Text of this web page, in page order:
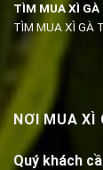
TÌM MUA XÌ GÀ
TÌM MUA XÌ GÀ
NƠI MUA XÌ
Quý khách